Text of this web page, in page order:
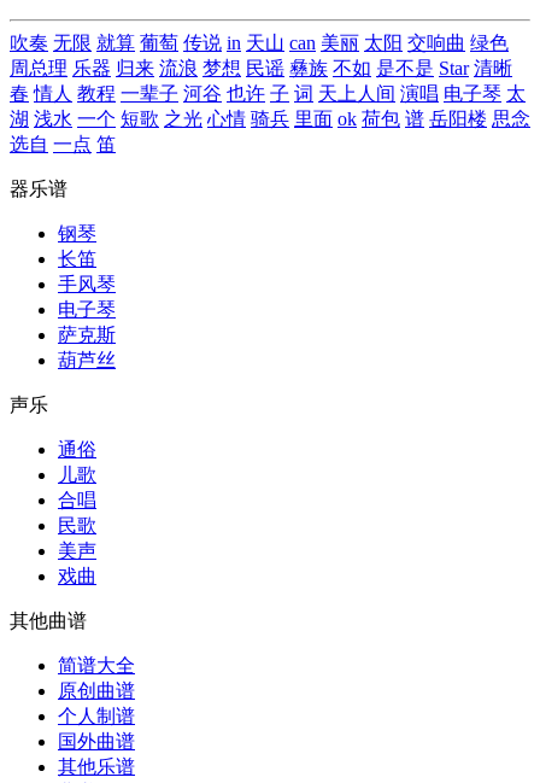
吹奏 无限 就算 葡萄 传说 in 天山 can 美丽 太阳 交响曲 绿色
周总理 乐器 归来 流浪 梦想 民谣 彝族 不如 是不是 Star 清晰
春 情人 教程 一辈子 河谷 也许 子 词 天上人间 演唱 电子琴 太
湖 浅水 一个 短歌 之光 心情 骑兵 里面 ok 荷包 谱 岳阳楼 思念
选自 一点 笛
器乐谱
钢琴
长笛
手风琴
电子琴
萨克斯
葫芦丝
声乐
通俗
儿歌
合唱
民歌
美声
戏曲
其他曲谱
简谱大全
原创曲谱
个人制谱
国外曲谱
其他乐谱